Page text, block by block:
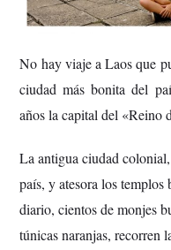
No hay viaje a Laos que
ciudad más bonita del
años la capital del «Reino
La antigua ciudad
país, y atesora los
diario, cientos de monjes
túnicas naranjas, recorren